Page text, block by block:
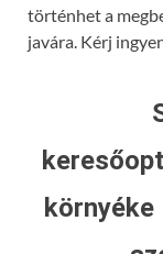
történhet a
javára. Kérj